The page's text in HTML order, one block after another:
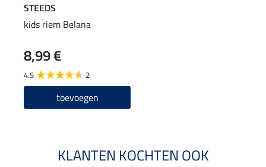
STEEDS
kids riem Belana
8,99 €
4.5 2
toevoegen
KLANTEN KOCHTEN OOK